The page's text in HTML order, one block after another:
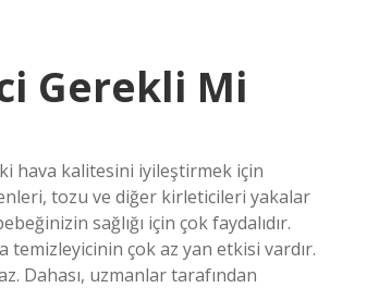
Gerekli Mi
hava kalitesini iyileştirmek için
tozu ve diğer kirleticileri yakalar
sağlığı için çok faydalıdır.
temizleyicinin çok az yan etkisi vardır.
Dahası, uzmanlar tarafından